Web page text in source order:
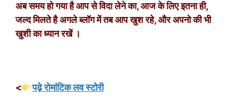
अब समय हो गया है आप से विदा लेने का, आज के लिए इतना ही,
जल्द मिलते है अगले ब्लॉग में तब आप खुश रहे, और अपनो की भी
खुशी का ध्यान रखें ।
< पढ़े रोमांटिक लव स्टोरी